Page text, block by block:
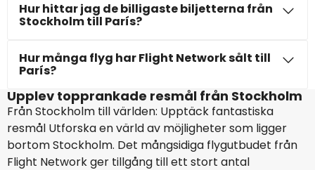
Hur hittar jag de billigaste biljetterna från
Stockholm till París?
Hur många flyg har Flight Network sålt till
París?
Upplev topprankade resmål från Stockholm
Från Stockholm till världen: Upptäck fantastiska
resmål Utforska en värld av möjligheter som ligger
bortom Stockholm. Det mångsidiga flygutbudet från
Flight Network ger tillgång till ett stort antal